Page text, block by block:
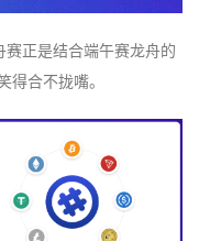
正是结合端午赛龙舟的
得合不拢嘴。